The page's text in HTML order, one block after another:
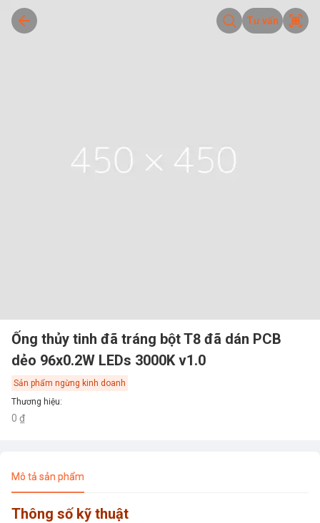
Tư vấn
Ống thủy tinh đã tráng bột T8 đã dán PCB
dẻo 96x0.2W LEDs 3000K v1.0
Sản phẩm ngừng kinh doanh
Thương hiệu:
0 ₫
Mô tả sản phẩm
Thông số kỹ thuật